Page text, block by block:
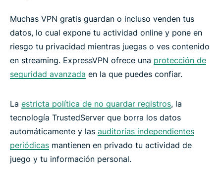
Muchas VPN gratis guardan o incluso venden tus
datos, lo cual expone tu actividad online y pone en
riesgo tu privacidad mientras juegas o ves contenido
en streaming. ExpressVPN ofrece una protección de
seguridad avanzada en la que puedes confiar.
La estricta política de no guardar registros, la
tecnología TrustedServer que borra los datos
automáticamente y las auditorías independientes
periódicas mantienen en privado tu actividad de
juego y tu información personal.